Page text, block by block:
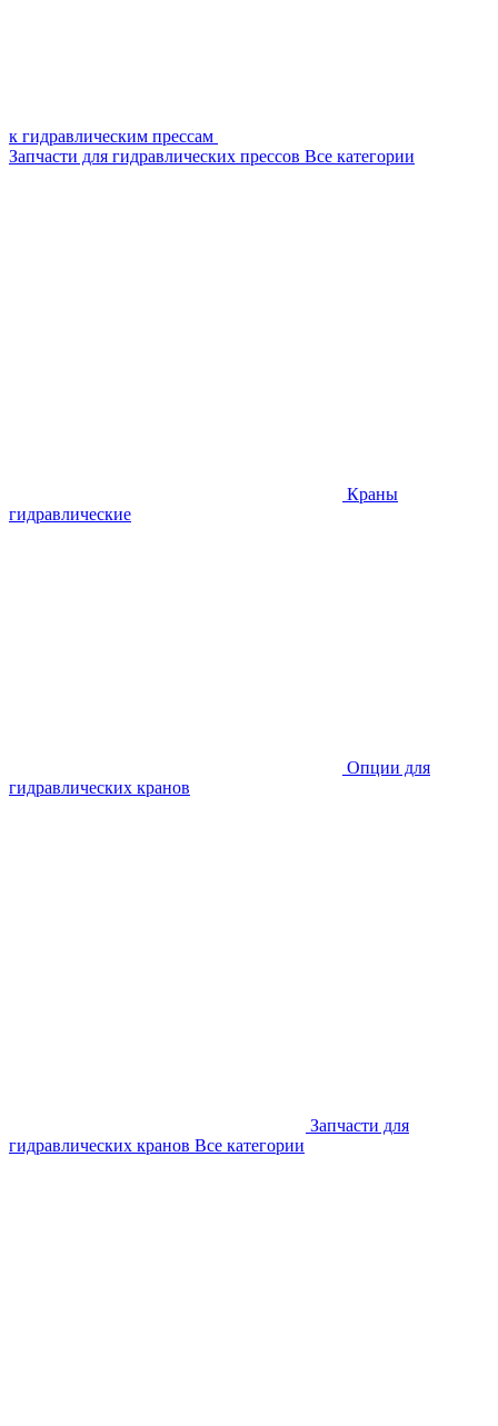
к гидравлическим прессам
Запчасти для гидравлических прессов Все категории
Краны
гидравлические
Опции для
гидравлических кранов
Запчасти для
гидравлических кранов Все категории